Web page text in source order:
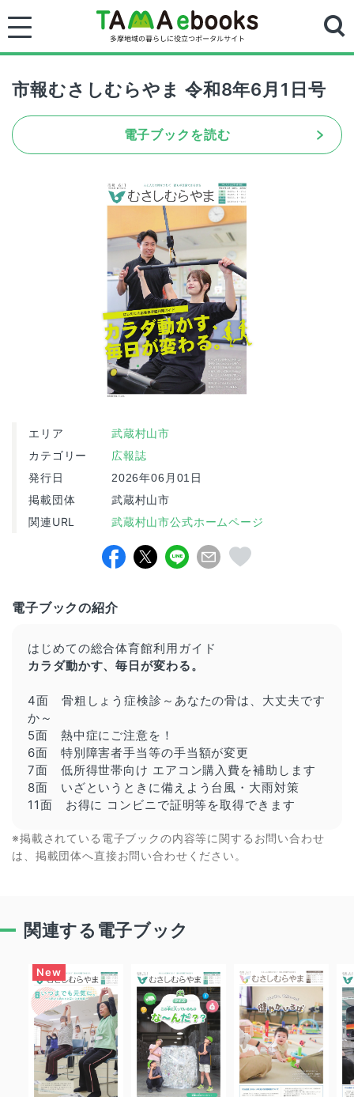
市報むさしむらやま 令和8年6月1日号
電子ブックを読む
エリア 武蔵村山市
カテゴリー 広報誌
発行日 2026年06月01日
掲載団体 武蔵村山市
関連URL 武蔵村山市公式ホームページ
電子ブックの紹介
はじめての総合体育館利用ガイド
カラダ動かす、毎日が変わる。
4面 骨粗しょう症検診～あなたの骨は、大丈夫です
か～
5面 熱中症にご注意を！
6面 特別障害者手当等の手当額が変更
7面 低所得世帯向け エアコン購入費を補助します
8面 いざというときに備えよう台風・大雨対策
11面 お得に コンビニで証明等を取得できます
※掲載されている電子ブックの内容等に関するお問い合わせ
は、掲載団体へ直接お問い合わせください。
関連する電子ブック